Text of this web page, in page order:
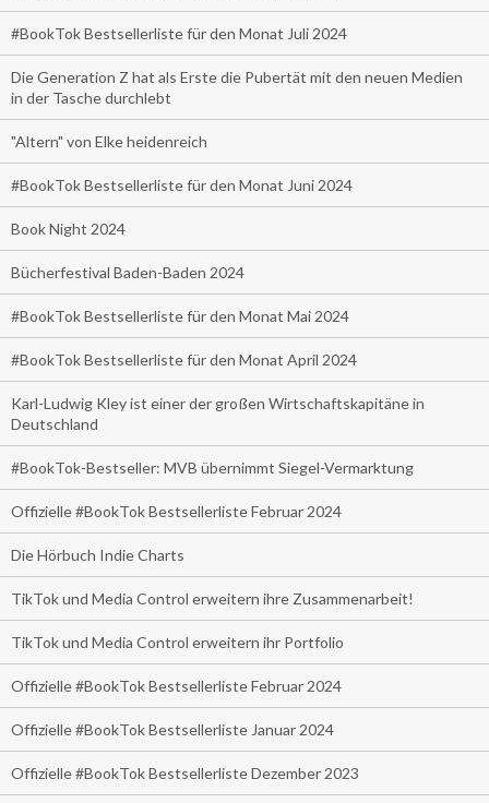
#BookTok Bestsellerliste für den Monat Juli 2024
Die Generation Z hat als Erste die Pubertät mit den neuen Medien
in der Tasche durchlebt
"Altern" von Elke heidenreich
#BookTok Bestsellerliste für den Monat Juni 2024
Book Night 2024
Bücherfestival Baden-Baden 2024
#BookTok Bestsellerliste für den Monat Mai 2024
#BookTok Bestsellerliste für den Monat April 2024
Karl-Ludwig Kley ist einer der großen Wirtschaftskapitäne in
Deutschland
#BookTok-Bestseller: MVB übernimmt Siegel-Vermarktung
Offizielle #BookTok Bestsellerliste Februar 2024
Die Hörbuch Indie Charts
TikTok und Media Control erweitern ihre Zusammenarbeit!
TikTok und Media Control erweitern ihr Portfolio
Offizielle #BookTok Bestsellerliste Februar 2024
Offizielle #BookTok Bestsellerliste Januar 2024
Offizielle #BookTok Bestsellerliste Dezember 2023